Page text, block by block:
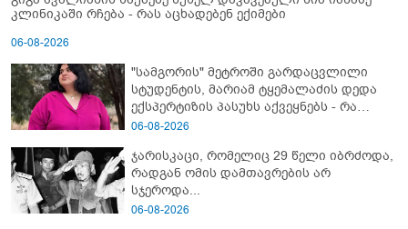
კლინიკაში რჩება - რას აცხადებენ ექიმები
06-08-2026
"სამგორის" მეტროში გარდაცვლილი
სტუდენტის, მარიამ ტყემალაძის დედა
ექსპერტიზის პასუხს აქვეყნებს - რა
გახდა გოგონას გარდაცვალების მიზეზი?
06-08-2026
ჯარისკაცი, რომელიც 29 წელი იბრძოდა,
რადგან ომის დამთავრების არ
სჯეროდა...
06-08-2026